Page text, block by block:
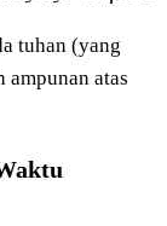
tuhan (yang
atas